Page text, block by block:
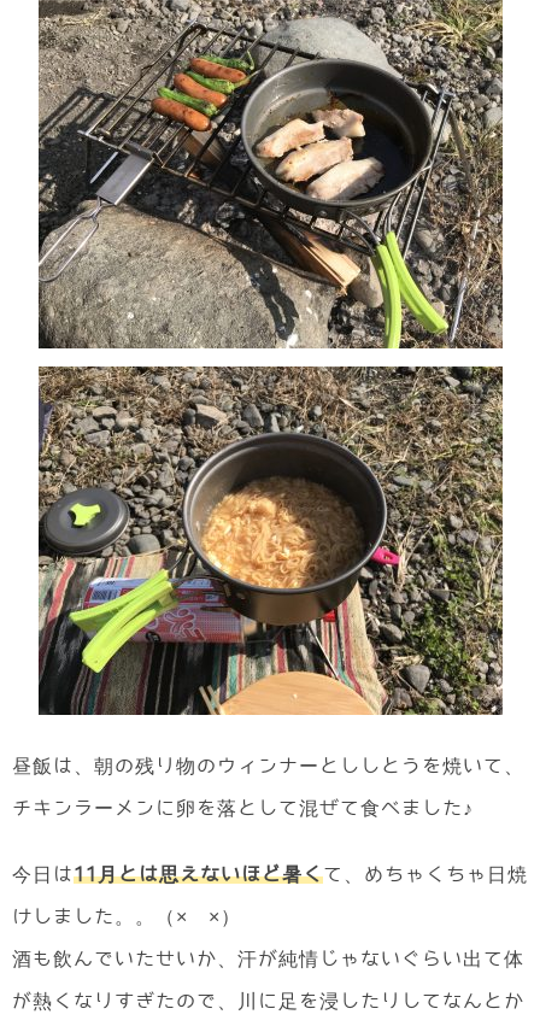
昼飯は、朝の残り物のウィンナーとししとうを焼いて、
チキンラーメンに卵を落として混ぜて食べました♪
今日は11月とは思えないほど暑くて、めちゃくちゃ日焼
けしました。。（× ×）
酒も飲んでいたせいか、汗が純情じゃないぐらい出て体
が熱くなりすぎたので、川に足を浸したりしてなんとか